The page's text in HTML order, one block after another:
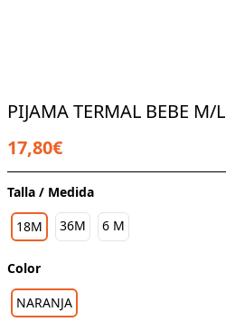
PIJAMA TERMAL BEBE M/L
17,80€
Talla / Medida
18M
36M 6 M
Color
NARANJA